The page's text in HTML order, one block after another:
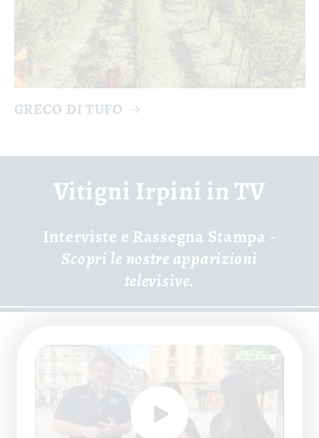
GRECO DI TUFO
Vitigni Irpini in TV
Interviste e Rassegna Stampa -
Scopri le nostre apparizioni
televisive.